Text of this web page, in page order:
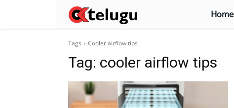
Home
Tags Cooler airflow tips
Tag: cooler airflow tips